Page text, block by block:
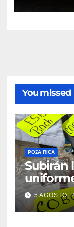
You missed
POZA RICA
Subirán
5 AGOSTO,